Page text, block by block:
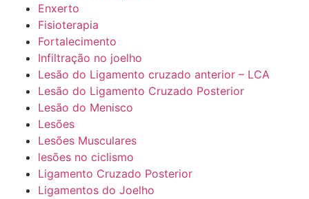
Enxerto
Fisioterapia
Fortalecimento
Infiltração no joelho
Lesão do Ligamento cruzado anterior – LCA
Lesão do Ligamento Cruzado Posterior
Lesão do Menisco
Lesões
Lesões Musculares
lesões no ciclismo
Ligamento Cruzado Posterior
Ligamentos do Joelho